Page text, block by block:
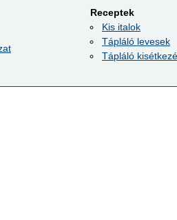
Receptek
Kis italok
Tápláló levesek
Tápláló